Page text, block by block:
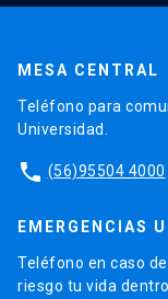
MESA CENTRAL
Teléfono para
Universidad.
phone (56)95504 4000
EMERGENCIAS
Teléfono en caso
riesgo tu vida